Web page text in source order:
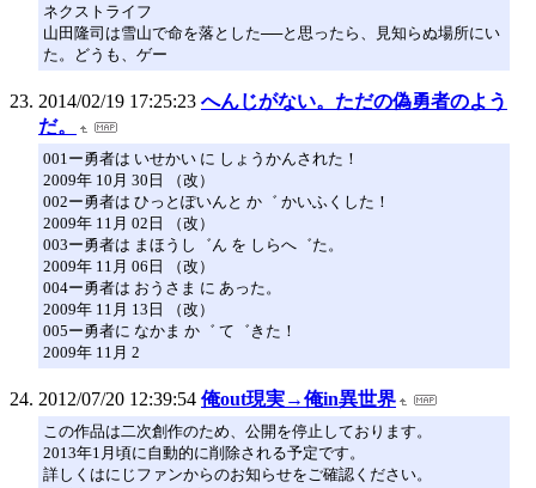
ネクストライフ
山田隆司は雪山で命を落とした──と思ったら、見知らぬ場所にい
た。どうも、ゲー
2014/02/19 17:25:23 へんじがない。ただの偽勇者のよう
だ。
001ー勇者は いせかい に しょうかんされた！
2009年 10月 30日 （改）
002ー勇者は ひっとぽいんと か゛ かいふくした！
2009年 11月 02日 （改）
003ー勇者は まほうし゛ん を しらへ゛た。
2009年 11月 06日 （改）
004ー勇者は おうさま に あった。
2009年 11月 13日 （改）
005ー勇者に なかま か゛ て゛きた！
2009年 11月 2
2012/07/20 12:39:54 俺out現実→俺in異世界
この作品は二次創作のため、公開を停止しております。
2013年1月頃に自動的に削除される予定です。
詳しくはにじファンからのお知らせをご確認ください。